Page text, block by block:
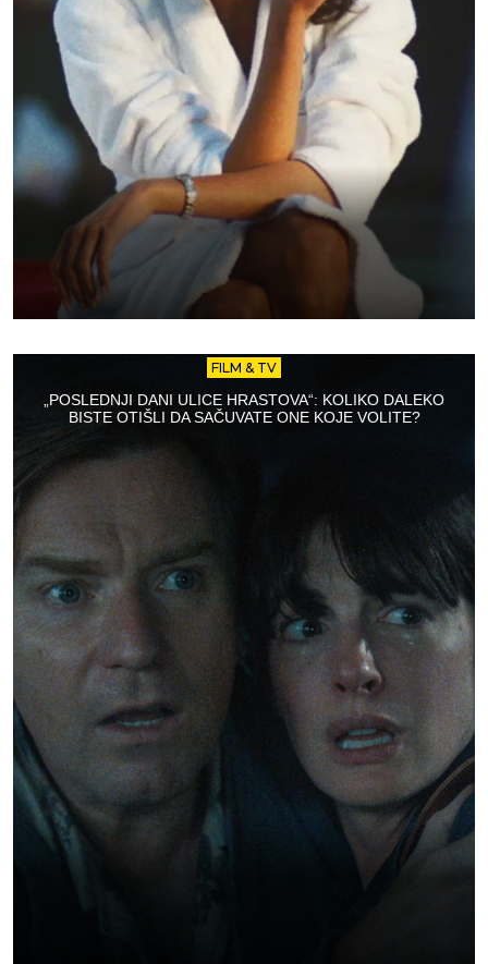
FILM & TV
„POSLEDNJI DANI ULICE HRASTOVA“: KOLIKO DALEKO
BISTE OTIŠLI DA SAČUVATE ONE KOJE VOLITE?